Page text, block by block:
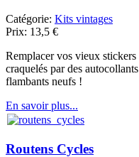
Catégorie: Kits vintages
Prix: 13,5 €
Remplacer vos vieux stickers
craquelés par des autocollants
flambants neufs !
En savoir plus...
Routens Cycles